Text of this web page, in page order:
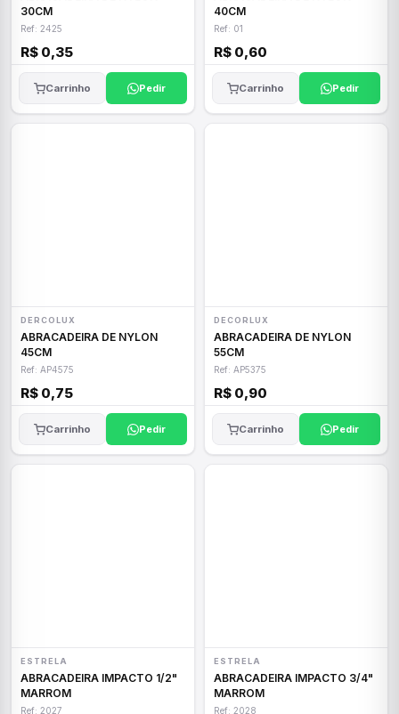
30CM
Ref: 2425
R$ 0,35
Carrinho Pedir
40CM
Ref: 01
R$ 0,60
Carrinho Pedir
DERCOLUX
ABRACADEIRA DE NYLON
45CM
Ref: AP4575
R$ 0,75
Carrinho Pedir
DECORLUX
ABRACADEIRA DE NYLON
55CM
Ref: AP5375
R$ 0,90
Carrinho Pedir
ESTRELA
ABRACADEIRA IMPACTO 1/2"
MARROM
Ref: 2027
ESTRELA
ABRACADEIRA IMPACTO 3/4"
MARROM
Ref: 2028